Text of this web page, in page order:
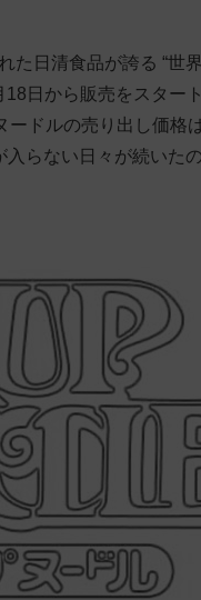
日清食品が誇る “世
日から販売をスター
ドルの売り出し価格
らない日々が続いた